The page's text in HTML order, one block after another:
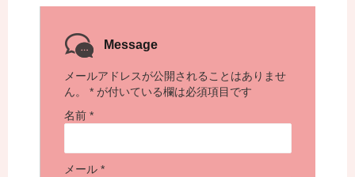
Message
メールアドレスが公開されることはありませ
ん。
* が付いている欄は必須項目です
名前 *
メール *